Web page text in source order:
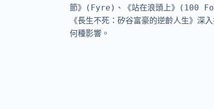
節》(Fyre)、《站在浪頭上》(100
《長生不死：矽谷富豪的逆齡人生》深
何種影響。